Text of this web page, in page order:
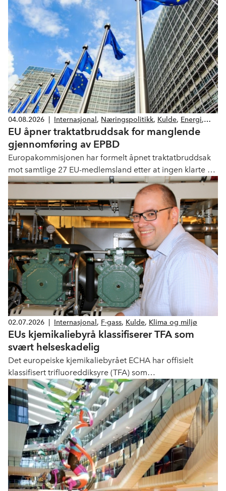
04.08.2026 Internasjonal , Næringspolitikk, Kulde, Energi,
Klima og miljø,Lover og forskrifter
EU åpner traktatbruddsak for manglende
gjennomføring av EPBD
Europakommisjonen har formelt åpnet traktatbruddsak
mot samtlige 27 EU-medlemsland etter at ingen klarte å
innlemme det reviderte bygningsenergidirektivet (recast
EPBD) i sin nasjonale lovgivning innen fristen i mai 2026.
02.07.2026 Internasjonal , F-gass, Kulde, Klima og miljø
EUs kjemikaliebyrå klassifiserer TFA som
svært helseskadelig
Det europeiske kjemikaliebyrået ECHA har offisielt
klassifisert trifluoreddiksyre (TFA) som
reproduksjonstoksisk (kategori 1B), og konkluderer med
at stoffet «kan skade det ufødte barnet» og er «mistenkt
for å skade fruktbarheten». R-1234yf (HFO) er i dag den
største kilden til menneskeskapt TFA fra kuldebransjen.